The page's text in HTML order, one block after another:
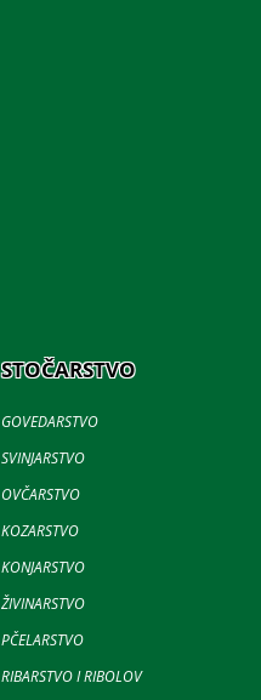
STOČARSTVO
GOVEDARSTVO
SVINJARSTVO
OVČARSTVO
KOZARSTVO
KONJARSTVO
ŽIVINARSTVO
PČELARSTVO
RIBARSTVO I RIBOLOV